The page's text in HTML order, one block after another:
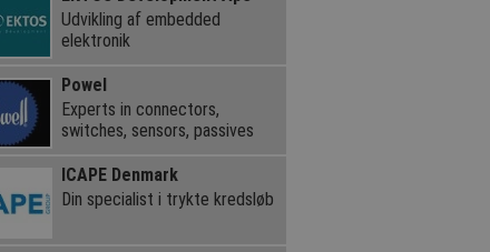
Udvikling af embedded
elektronik
Powel
Experts in connectors,
switches, sensors, passives
ICAPE Denmark
Din specialist i trykte kredsløb